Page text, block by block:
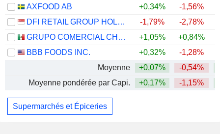
AXFOOD AB
+0,34% -1,56%
DFI RETAIL GROUP HOLDINGS LIMITED
-1,79% -2,78%
GRUPO COMERCIAL CHEDRAUI, S.A.B. DE C.V.
+1,05% +0,84%
BBB FOODS INC.
+0,32% -1,28%
Moyenne
+0,07% -0,54%
Moyenne pondérée par Capi.
+0,17% -1,15%
Supermarchés et Épiceries